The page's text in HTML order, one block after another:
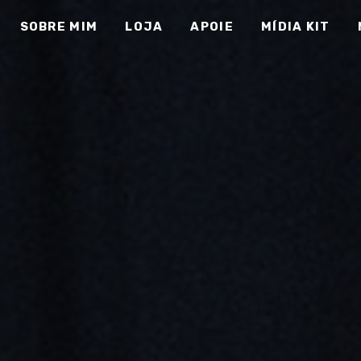
SOBRE MIM LOJA APOIE MÍDIA KIT